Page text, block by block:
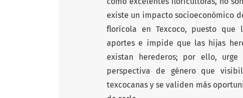
existe un impacto socioeconómico
florícola en Texcoco, puesto que
aportes e impide que las hijas
existan herederos; por ello,
perspectiva de género que
texcocanas y se validen más